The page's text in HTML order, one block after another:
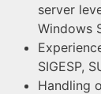
server
Windows
SIGESP,
Handling